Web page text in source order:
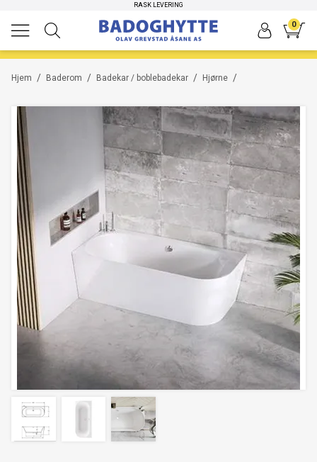
RASK LEVERING
HØYKVALITETS PRODUKTER
0
/
Hjem /
Baderom /
Badekar / boblebadekar /
Hjørne